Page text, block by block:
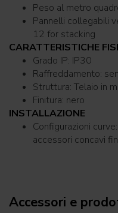
Peso al metro
Pannelli collegabili
12 for stacking
CARATTERISTICHE
Grado IP: IP30
Struttura:
Finitura: nero
INSTALLAZIONE
Configurazioni curve: accessori convessi fino a +10°,
accessori concavi
Accessori e